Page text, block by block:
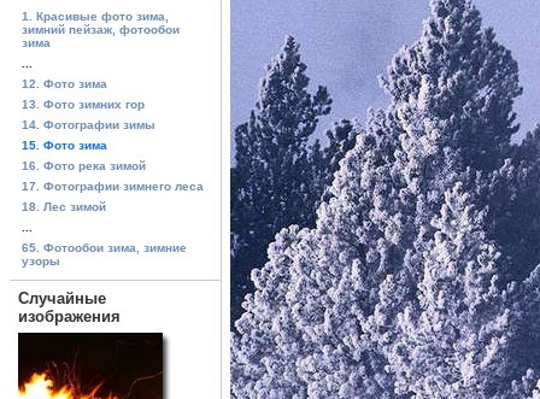
1. Красивые фото зима,
зимний пейзаж, фотообои
зима
12. Фото зима
13. Фото зимних гор
14. Фотографии зимы
15. Фото зима
16. Фото река зимой
17. Фотографии зимнего леса
18. Лес зимой
65. Фотообои зима, зимние
узоры
Случайные
изображения